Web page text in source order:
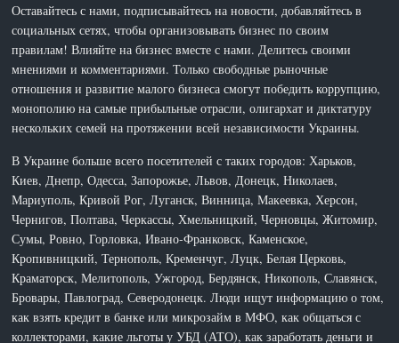
Оставайтесь с нами, подписывайтесь на новости, добавляйтесь в
социальных сетях, чтобы организовывать бизнес по своим
правилам! Влияйте на бизнес вместе с нами. Делитесь своими
мнениями и комментариями. Только свободные рыночные
отношения и развитие малого бизнеса смогут победить коррупцию,
монополию на самые прибыльные отрасли, олигархат и диктатуру
нескольких семей на протяжении всей независимости Украины.
В Украине больше всего посетителей с таких городов: Харьков,
Киев, Днепр, Одесса, Запорожье, Львов, Донецк, Николаев,
Мариуполь, Кривой Рог, Луганск, Винница, Макеевка, Херсон,
Чернигов, Полтава, Черкассы, Хмельницкий, Черновцы, Житомир,
Сумы, Ровно, Горловка, Ивано-Франковск, Каменское,
Кропивницкий, Тернополь, Кременчуг, Луцк, Белая Церковь,
Краматорск, Мелитополь, Ужгород, Бердянск, Никополь, Славянск,
Бровары, Павлоград, Северодонецк. Люди ищут информацию о том,
как взять кредит в банке или микрозайм в МФО, как общаться с
коллекторами, какие льготы у УБД (АТО), как заработать деньги и